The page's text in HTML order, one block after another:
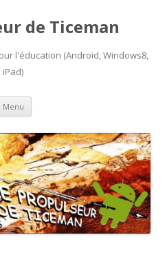
de Ticeman
l'éducation (Android, Windows8,
iPad)
Menu Aller
contenu